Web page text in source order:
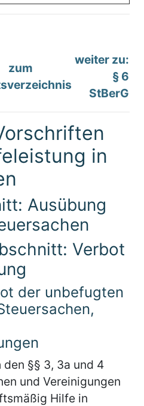
zum
weiter zu:
§ 6
StBerG
in
Ausübung
Verbot
der unbefugten
§§ 3, 3a und 4
und Vereinigungen
Hilfe in